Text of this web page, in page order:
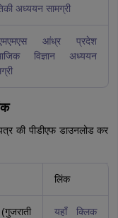
अध्ययन सामग्री
आंध्र प्रदेश
विज्ञान अध्ययन
की पीडीएफ डाउनलोड कर
लिंक
यहाँ क्लिक